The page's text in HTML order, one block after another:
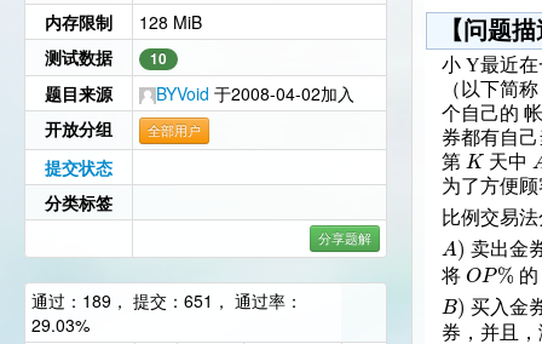
内存限制
128 MiB
测试数据
10
题目来源 BYVoid 于2008-04-02加入
开放分组
全部用户
提交状态
分类标签
分享题解
通过：189， 提交：651， 通过率：
29.03%
【问题
小 Y最近
（以下简称
个自己的
券都有自
第 K 天中
为了方便
比例交易
A) 卖出金
将 OP%
B) 买入金
券，并且